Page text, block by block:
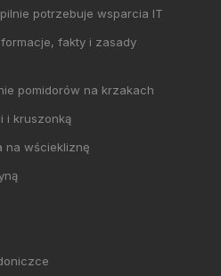
potrzebuje wsparcia IT
fakty i zasady
pomidorów na krzakach
i kruszonką
na wściekliznę